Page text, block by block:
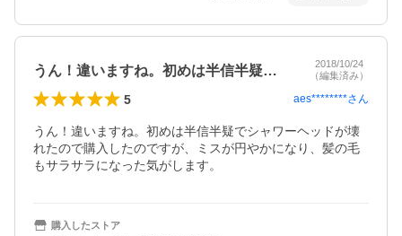
うん！違いますね。初めは半信半疑でシャ…
2018/10/24
（編集済み）
5 aes********さん
うん！違いますね。初めは半信半疑でシャワーヘッドが壊
れたので購入したのですが、ミスが円やかになり、髪の毛
もサラサラになった気がします。
購入したストア